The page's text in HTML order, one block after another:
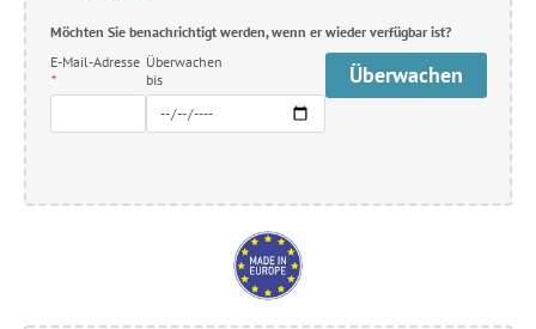
Möchten Sie benachrichtigt werden, wenn er wieder verfügbar ist?
E-Mail-Adresse
*
Überwachen
bis
Überwachen